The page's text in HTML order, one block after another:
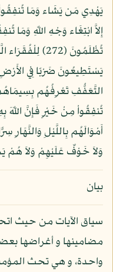
يَهْدِي مَن يَشَاء وَمَا
إِلاَّ ابْتِغَاء وَجْهِ اللّهِ وَمَا
تُظْلَمُونَ (272)
يَسْتَطِيعُونَ ضَرْبًا فِي
التَّعَفُّفِ تَعْرِفُهُم
أَمْوَالَهُم بِاللَّيْلِ
وَلاَ خَوْفٌ عَلَيْهِمْ وَلاَ هُمْ
بيان
سياق الآيات من حيث
مضامينها و أغراضها
واحدة، و هي تحث